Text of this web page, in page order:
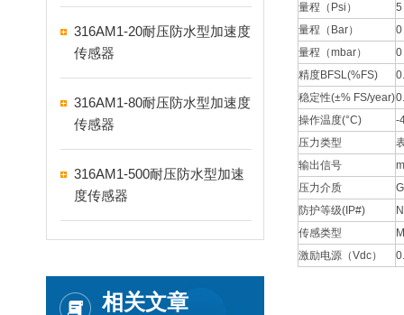
316AM1-20耐压防水型加速度
传感器
316AM1-80耐压防水型加速度
传感器
316AM1-500耐压防水型加速
度传感器
相关文章
量程（Psi）
5
量程（Bar）
0
量程（mbar）
0
精度BFSL(%FS)
稳定性(±% FS/year)
操作温度(°C)
-
压力类型
输出信号
压力介质
防护等级(IP#)
传感类型
激励电源（Vdc）